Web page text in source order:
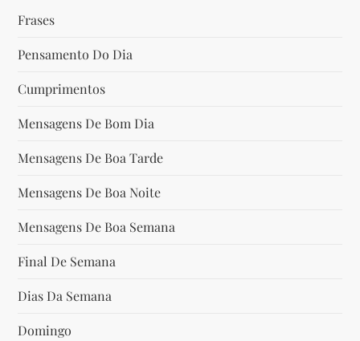
ç
ã
o
d
e
P
o
s
t
Frases
Pensamento Do Dia
Cumprimentos
Mensagens De Bom Dia
Mensagens De Boa Tarde
Mensagens De Boa Noite
Mensagens De Boa Semana
Final De Semana
Dias Da Semana
Domingo